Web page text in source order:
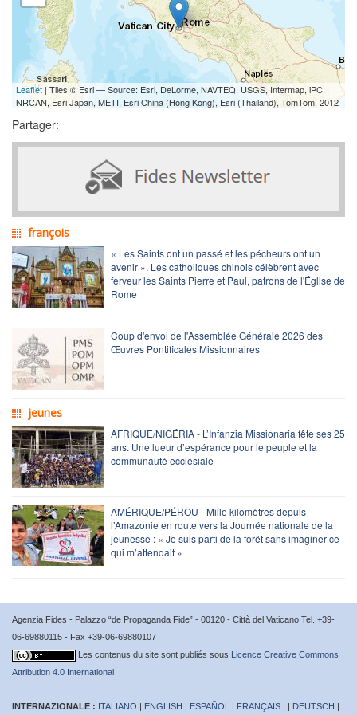
Leaflet | Tiles © Esri — Source: Esri, DeLorme, NAVTEQ, USGS, Intermap, iPC,
NRCAN, Esri Japan, METI, Esri China (Hong Kong), Esri (Thailand), TomTom, 2012
Partager:
françois
« Les Saints ont un passé et les pécheurs ont un
avenir ». Les catholiques chinois célèbrent avec
ferveur les Saints Pierre et Paul, patrons de l'Église de
Rome
Coup d'envoi de l'Assemblée Générale 2026 des
Œuvres Pontificales Missionnaires
jeunes
AFRIQUE/NIGÉRIA - L’Infanzia Missionaria fête ses 25
ans. Une lueur d’espérance pour le peuple et la
communauté ecclésiale
AMÉRIQUE/PÉROU - Mille kilomètres depuis
l’Amazonie en route vers la Journée nationale de la
jeunesse : « Je suis parti de la forêt sans imaginer ce
qui m’attendait »
Agenzia Fides - Palazzo “de Propaganda Fide” - 00120 - Città del Vaticano Tel. +39-
06-69880115 - Fax +39-06-69880107
Les contenus du site sont publiés sous Licence Creative Commons
Attribution 4.0 International
INTERNAZIONALE : ITALIANO | ENGLISH | ESPAÑOL | FRANÇAIS | | DEUTSCH |